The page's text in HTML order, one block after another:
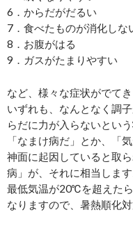
6．からだがだるい
7．食べたものが消化しな
8．お腹がはる
9．ガスがたまりやすい
など、様々な症状がでてき
いずれも、なんとなく調
らだに力が入らないとい
「なまけ病だ」とか、「
神面に起因していると取
病」が、それに相当します
最低気温が20℃を超えた
なりますので、暑熱順化